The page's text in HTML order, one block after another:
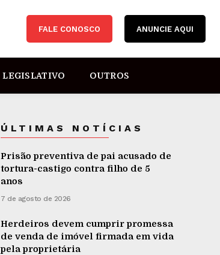
FALE CONOSCO ANUNCIE AQUI
LEGISLATIVO OUTROS
ÚLTIMAS NOTÍCIAS
Prisão preventiva de pai acusado de
tortura-castigo contra filho de 5
anos
7 de agosto de 2026
Herdeiros devem cumprir promessa
de venda de imóvel firmada em vida
pela proprietária